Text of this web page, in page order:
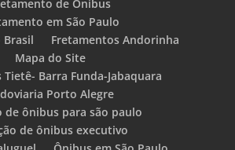
de Ônibus
em São Paulo
Fretamentos Andorinha
Mapa do Site
Tietê- Barra Funda-Jabaquara
Porto Alegre
de ônibus para são paulo
de ônibus executivo